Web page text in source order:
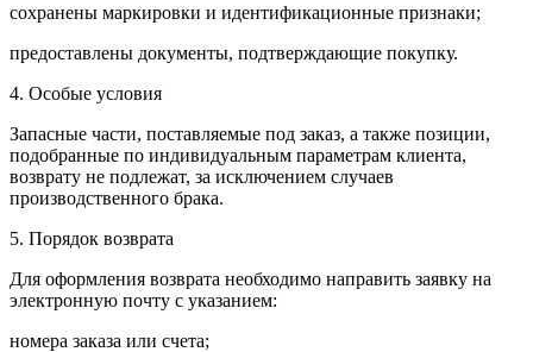
сохранены маркировки и идентификационные признаки;
предоставлены документы, подтверждающие покупку.
4. Особые условия
Запасные части, поставляемые под заказ, а также позиции,
подобранные по индивидуальным параметрам клиента,
возврату не подлежат, за исключением случаев
производственного брака.
5. Порядок возврата
Для оформления возврата необходимо направить заявку на
электронную почту с указанием:
номера заказа или счета;